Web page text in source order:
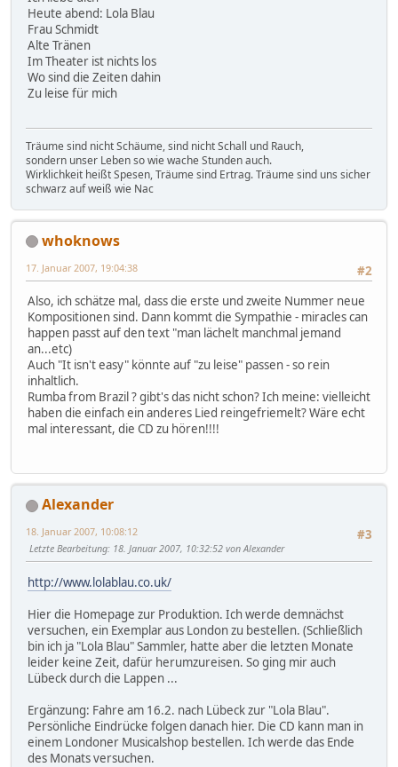
Heute abend: Lola Blau
Frau Schmidt
Alte Tränen
Im Theater ist nichts los
Wo sind die Zeiten dahin
Zu leise für mich
Träume sind nicht Schäume, sind nicht Schall und Rauch,
sondern unser Leben so wie wache Stunden auch.
Wirklichkeit heißt Spesen, Träume sind Ertrag. Träume sind uns sicher
schwarz auf weiß wie Nac
whoknows
#2
17. Januar 2007, 19:04:38
Also, ich schätze mal, dass die erste und zweite Nummer neue
Kompositionen sind. Dann kommt die Sympathie - miracles can
happen passt auf den text "man lächelt manchmal jemand
an...etc)
Auch "It isn't easy" könnte auf "zu leise" passen - so rein
inhaltlich.
Rumba from Brazil ? gibt's das nicht schon? Ich meine: vielleicht
haben die einfach ein anderes Lied reingefriemelt? Wäre echt
mal interessant, die CD zu hören!!!!
Alexander
#3
18. Januar 2007, 10:08:12
Letzte Bearbeitung: 18. Januar 2007, 10:32:52 von Alexander
http://www.lolablau.co.uk/
Hier die Homepage zur Produktion. Ich werde demnächst
versuchen, ein Exemplar aus London zu bestellen. (Schließlich
bin ich ja "Lola Blau" Sammler, hatte aber die letzten Monate
leider keine Zeit, dafür herumzureisen. So ging mir auch
Lübeck durch die Lappen ...
Ergänzung: Fahre am 16.2. nach Lübeck zur "Lola Blau".
Persönliche Eindrücke folgen danach hier. Die CD kann man in
einem Londoner Musicalshop bestellen. Ich werde das Ende
des Monats versuchen.